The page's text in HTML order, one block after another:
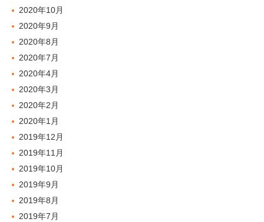
2020年10月
2020年9月
2020年8月
2020年7月
2020年4月
2020年3月
2020年2月
2020年1月
2019年12月
2019年11月
2019年10月
2019年9月
2019年8月
2019年7月